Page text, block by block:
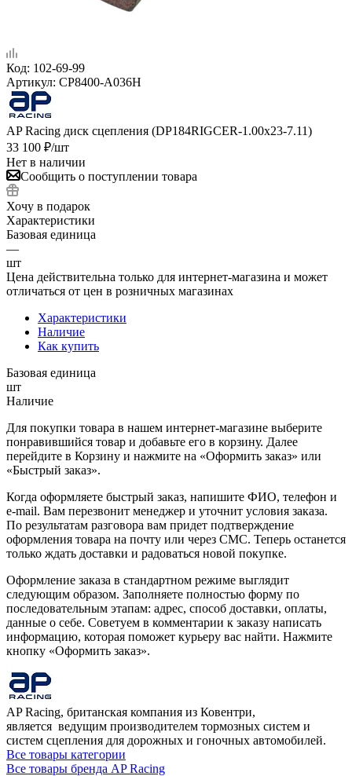
Код: 102-69-99
Артикул: CP8400-A036H
AP Racing диск сцепления (DP184RIGCER-1.00x23-7.11)
33 100 ₽/шт
Нет в наличии
Сообщить о поступлении товара
Хочу в подарок
Характеристики
Базовая единица
—
шт
Цена действительна только для интернет-магазина и может
отличаться от цен в розничных магазинах
Характеристики
Наличие
Как купить
Базовая единица
шт
Наличие
Для покупки товара в нашем интернет-магазине выберите
понравившийся товар и добавьте его в корзину. Далее
перейдите в Корзину и нажмите на «Оформить заказ» или
«Быстрый заказ».
Когда оформляете быстрый заказ, напишите ФИО, телефон и
e-mail. Вам перезвонит менеджер и уточнит условия заказа.
По результатам разговора вам придет подтверждение
оформления товара на почту или через СМС. Теперь останется
только ждать доставки и радоваться новой покупке.
Оформление заказа в стандартном режиме выглядит
следующим образом. Заполняете полностью форму по
последовательным этапам: адрес, способ доставки, оплаты,
данные о себе. Советуем в комментарии к заказу написать
информацию, которая поможет курьеру вас найти. Нажмите
кнопку «Оформить заказ».
AP Racing, британская компания из Ковентри,
является ведущим производителем тормозных систем и
систем сцепления для дорожных и гоночных автомобилей.
Все товары категории
Все товары бренда AP Racing